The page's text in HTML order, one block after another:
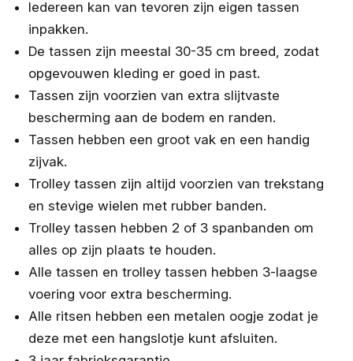
Iedereen kan van tevoren zijn eigen tassen
inpakken.
De tassen zijn meestal 30-35 cm breed, zodat
opgevouwen kleding er goed in past.
Tassen zijn voorzien van extra slijtvaste
bescherming aan de bodem en randen.
Tassen hebben een groot vak en een handig
zijvak.
Trolley tassen zijn altijd voorzien van trekstang
en stevige wielen met rubber banden.
Trolley tassen hebben 2 of 3 spanbanden om
alles op zijn plaats te houden.
Alle tassen en trolley tassen hebben 3-laagse
voering voor extra bescherming.
Alle ritsen hebben een metalen oogje zodat je
deze met een hangslotje kunt afsluiten.